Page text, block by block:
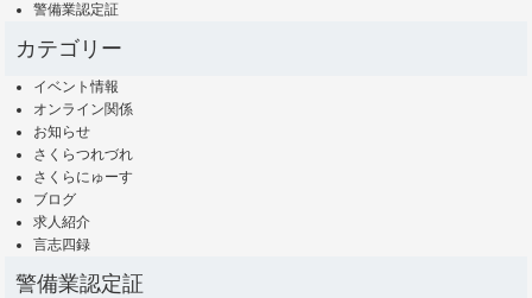
警備業認定証
カテゴリー
イベント情報
オンライン関係
お知らせ
さくらつれづれ
さくらにゅーす
ブログ
求人紹介
言志四録
警備業認定証